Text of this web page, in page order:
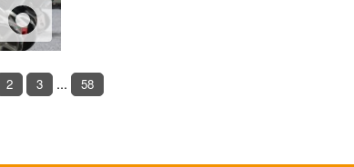
2 3 ... 58